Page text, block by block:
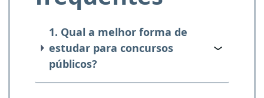
1. Qual a melhor forma de
estudar para concursos
públicos?